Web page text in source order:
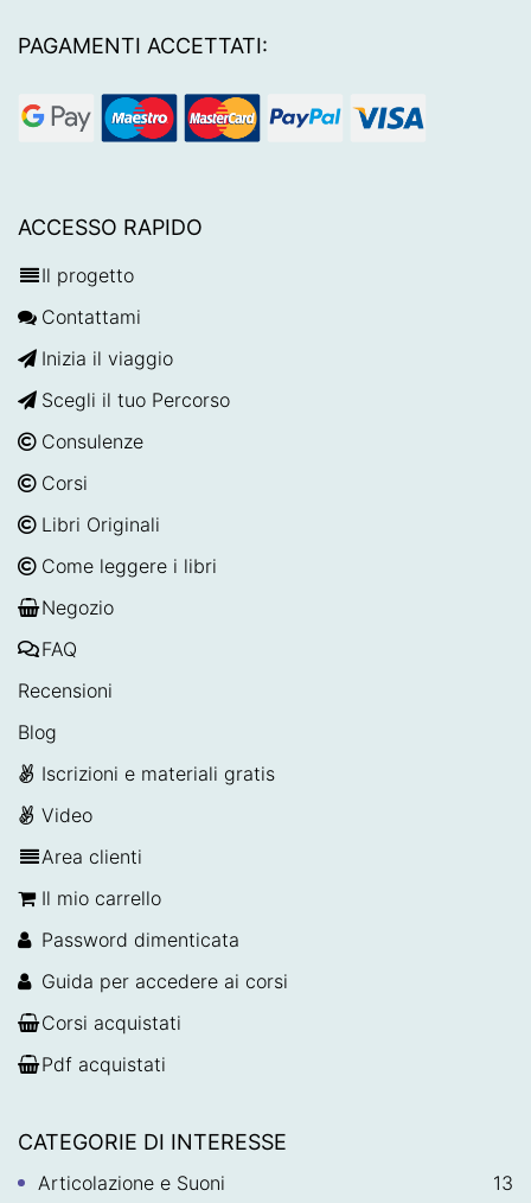
PAGAMENTI ACCETTATI:
ACCESSO RAPIDO
Il progetto
Contattami
Inizia il viaggio
Scegli il tuo Percorso
Consulenze
Corsi
Libri Originali
Come leggere i libri
Negozio
FAQ
Recensioni
Blog
Iscrizioni e materiali gratis
Video
Area clienti
Il mio carrello
Password dimenticata
Guida per accedere ai corsi
Corsi acquistati
Pdf acquistati
CATEGORIE DI INTERESSE
Articolazione e Suoni
13